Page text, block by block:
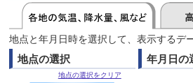
地点と年月日時を選択して、表示するデ
地点の選択
地点の選択をクリア
年月日の